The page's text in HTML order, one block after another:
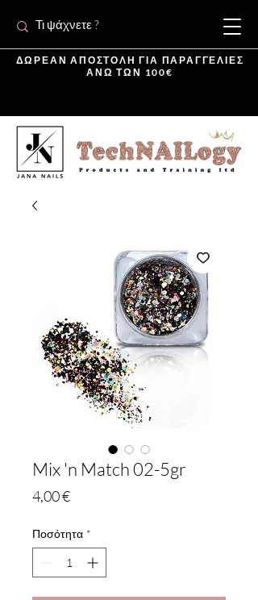
ΔΩΡΕΑΝ ΑΠΟΣΤΟΛΗ ΓΙΑ ΠΑΡΑΓΓΕΛΙΕΣ
ΑΝΩ ΤΩΝ 100€
Mix 'n Match 02-5gr
4,00 €Τιμή
Ποσότητα *